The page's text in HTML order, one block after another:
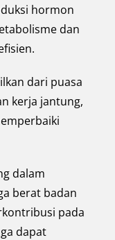
hormon
dan
dari puasa
kerja jantung,
dalam
berat badan
pada
dapat